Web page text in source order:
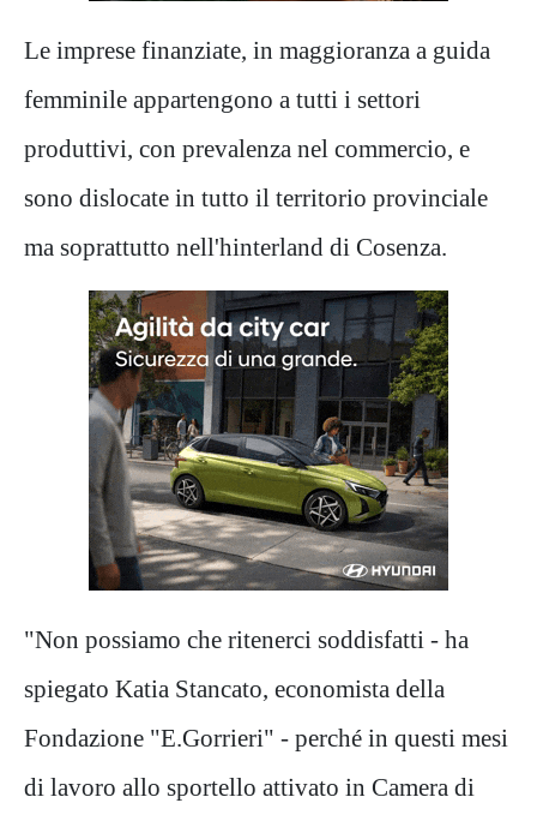
Le imprese finanziate, in maggioranza a guida
femminile appartengono a tutti i settori
produttivi, con prevalenza nel commercio, e
sono dislocate in tutto il territorio provinciale
ma soprattutto nell'hinterland di Cosenza.
"Non possiamo che ritenerci soddisfatti - ha
spiegato Katia Stancato, economista della
Fondazione "E.Gorrieri" - perché in questi mesi
di lavoro allo sportello attivato in Camera di